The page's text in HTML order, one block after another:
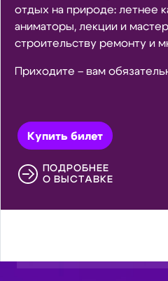
отдых на природе: летнее
аниматоры, лекции и
строительству ремонту и
Приходите – вам
Купить билет
ПОДРОБНЕЕ
О ВЫСТАВКЕ